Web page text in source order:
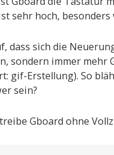
sehr hoch,
dass sich die
sondern immer mehr
gif-Erstellung). So
sein?
Gboard ohne